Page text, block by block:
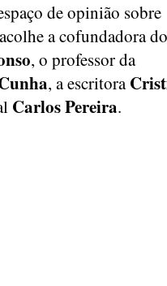
de opinião sobre
a cofundadora do
, o professor da
, a escritora
Carlos Pereira.